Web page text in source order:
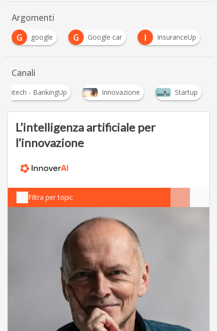
Argomenti
G
google G Google car I InsuranceUp
Canali
Fintech - BankingUp Innovazione Startup
L’intelligenza artificiale per
l’innovazione
Filtra per topic